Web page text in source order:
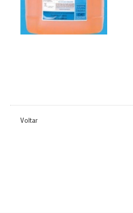
Voltar